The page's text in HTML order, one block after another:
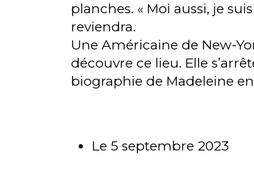
planches. « Moi aussi, je
reviendra.
Une Américaine de New-
découvre ce lieu. Elle
biographie de Madeleine
Le 5 septembre 2023